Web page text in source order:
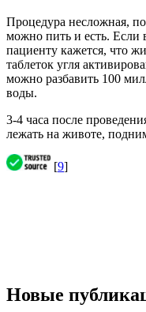
Процедура несложная,
можно пить и есть. Если
пациенту кажется, что
таблеток угля
можно разбавить 100
воды.
3-4 часа после
лежать на животе,
[9]
Новые